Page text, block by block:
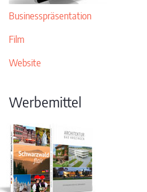
Businesspräsentation
Film
Website
Werbemittel